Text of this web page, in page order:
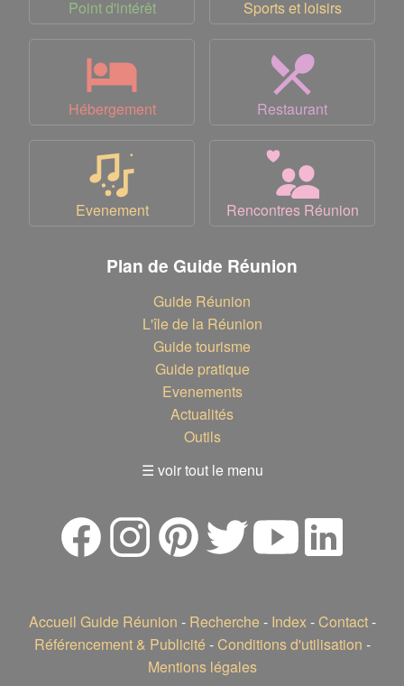
Point d'intérêt Sports et loisirs
Hébergement Restaurant
Evenement Rencontres Réunion
Plan de Guide Réunion
Guide Réunion
L'île de la Réunion
Guide tourisme
Guide pratique
Evenements
Actualités
Outils
☰ voir tout le menu
Accueil Guide Réunion - Recherche - Index- Contact-
Référencement & Publicité - Conditions d'utilisation -
Mentions légales